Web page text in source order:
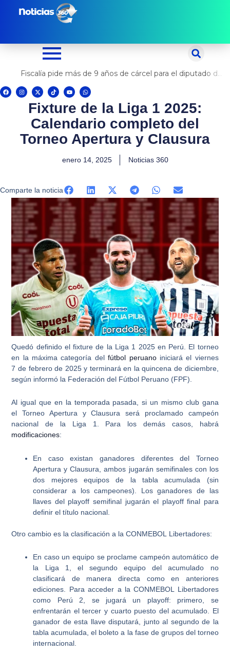
Fiscalía pide más de 9 años de cárcel para el diputado de oposición Harvey Colchado
F
a
c
I
n
s
m
X
-
t
w
t
e
T
i
k
t
o
Y
o
u
t
u
e
W
h
a
t
s
p
p
Fixture de la Liga 1 2025:
Calendario completo del
Torneo Apertura y Clausura
enero 14, 2025 Noticias 360
Comparte la noticia
Quedó definido elfixture de la Liga 1 2025 en Perú . El torneo
en la máxima categoría delfútbol peruanoiniciará el viernes
7 de febrero de 2025 y terminará en la quincena de diciembre,
según informó la Federación del Fútbol Peruano (FPF).
Al igual que en la temporada pasada,si un mismo club gana
el Torneo Apertura y Clausura será proclamado campeón
nacional de la Liga 1. Para los demás casos, habrá
modificaciones:
En caso existan ganadores diferentes del Torneo
Apertura y Clausura , ambos jugarán semifinales con los
dos mejores equipos de la tabla acumulada (sin
considerar a los campeones). Los ganadores de las
llaves del playoff semifinal jugarán el playoff final para
definir el título nacional.
Otro cambio es la clasificación a laCONMEBOL Libertadores:
En caso un equipo se proclame campeón automático de
la Liga 1, el segundo equipo del acumulado no
clasificará de manera directa como en anteriores
ediciones. Para acceder a la CONMEBOL Libertadores
como Perú 2, se jugará un playoff: primero, se
enfrentarán el tercer y cuarto puesto del acumulado. El
ganador de esta llave disputará, junto al segundo de la
tabla acumulada, el boleto a la fase de grupos del torneo
internacional.